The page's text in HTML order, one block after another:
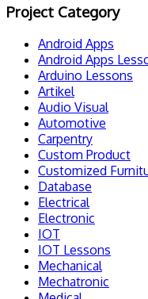
Project Category
Android Apps
Android Apps
Arduino Lessons
Artikel
Audio Visual
Automotive
Carpentry
Custom Product
Customized
Database
Electrical
Electronic
IOT
IOT Lessons
Mechanical
Mechatronic